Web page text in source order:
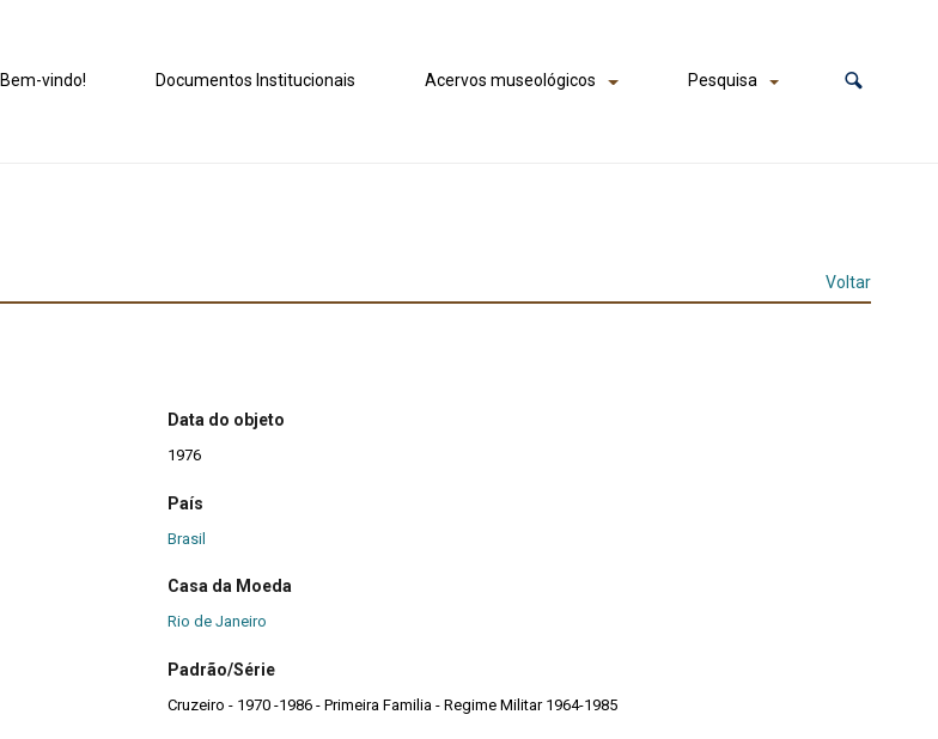
Bem-vindo! Documentos Institucionais Acervos museológicos Pesquisa
Voltar
Data do objeto
1976
País
Brasil
Casa da Moeda
Rio de Janeiro
Padrão/Série
Cruzeiro - 1970 -1986 - Primeira Familia - Regime Militar 1964-1985